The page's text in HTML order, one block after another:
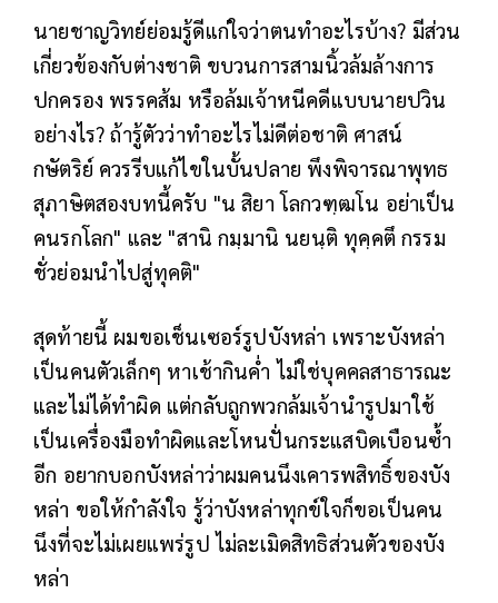
นายชาญวิทย์ย่อมรู้ดีแก่ใจว่าตนทำอะไรบ้าง? มีส่วน
เกี่ยวข้องกับต่างชาติ ขบวนการสามนิ้วล้มล้างการ
ปกครอง พรรคส้ม หรือล้มเจ้าหนีคดีแบบนายปวิน
อย่างไร? ถ้ารู้ตัวว่าทำอะไรไม่ดีต่อชาติ ศาสน์
กษัตริย์ ควรรีบแก้ไขในบั้นปลาย พึงพิจารณาพุทธ
สุภาษิตสองบทนี้ครับ "น สิยา โลกวฑฺฒโน อย่าเป็น
คนรกโลก" และ "สานิ กมฺมานิ นยนฺติ ทุคฺคตึ กรรม
ชั่วย่อมนำไปสู่ทุคติ"
สุดท้ายนี้ ผมขอเช็นเซอร์รูปบังหล่า เพราะบังหล่า
เป็นคนตัวเล็กๆ หาเช้ากินค่ำ ไม่ใช่บุคคลสาธารณะ
และไม่ได้ทำผิด แต่กลับถูกพวกล้มเจ้านำรูปมาใช้
เป็นเครื่องมือทำผิดและโหนปั่นกระแสบิดเบือนซ้ำ
อีก อยากบอกบังหล่าว่าผมคนนึงเคารพสิทธิ์ของบัง
หล่า ขอให้กำลังใจ รู้ว่าบังหล่าทุกข์ใจก็ขอเป็นคน
นึงที่จะไม่เผยแพร่รูป ไม่ละเมิดสิทธิส่วนตัวของบัง
หล่า